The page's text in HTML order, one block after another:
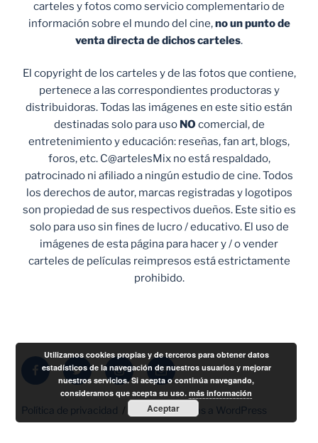
carteles y fotos como servicio complementario de
información sobre el mundo del cine,no un punto de
venta directa de dichos carteles.
El copyright de los carteles y de las fotos que contiene,
pertenece a las correspondientes productoras y
distribuidoras. Todas las imágenes en este sitio están
destinadas solo para uso NO comercial, de
entretenimiento y educación: reseñas, fan art, blogs,
foros, etc. C@artelesMix no está respaldado,
patrocinado ni afiliado a ningún estudio de cine. Todos
los derechos de autor, marcas registradas y logotipos
son propiedad de sus respectivos dueños. Este sitio es
solo para uso sin fines de lucro / educativo. El uso de
imágenes de esta página para hacer y / o vender
carteles de películas reimpresos está estrictamente
prohibido.
FacebookTwitter InstagramCorreo
electrónico
Política de privacidad Funciona gracias a WordPress
Utilizamos cookies propias y de terceros para obtener datos
estadísticos de la navegación de nuestros usuarios y mejorar
nuestros servicios. Si acepta o continúa navegando,
consideramos que acepta su uso.más información
Aceptar